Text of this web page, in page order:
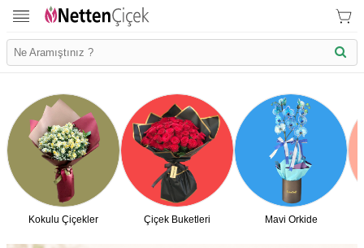
Kokulu Çiçekler Çiçek Buketleri Mavi Orkide